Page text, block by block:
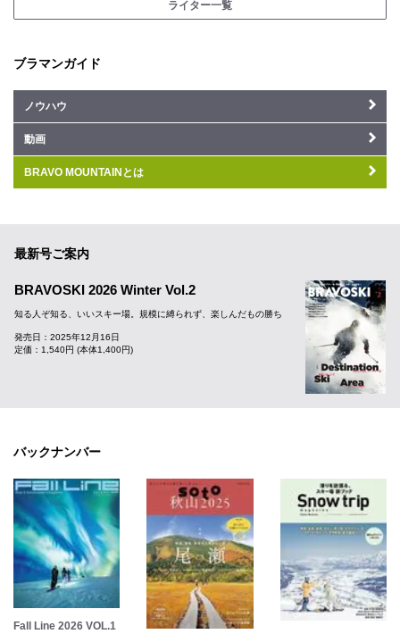
ライター一覧
ブラマンガイド
ノウハウ
動画
BRAVO MOUNTAINとは
最新号ご案内
BRAVOSKI 2026 Winter Vol.2
知る人ぞ知る、いいスキー場。規模に縛られず、楽しんだもの勝ち
発売日：2025年12月16日
定価：1,540円 (本体1,400円)
バックナンバー
Fall Line 2026 VOL.1